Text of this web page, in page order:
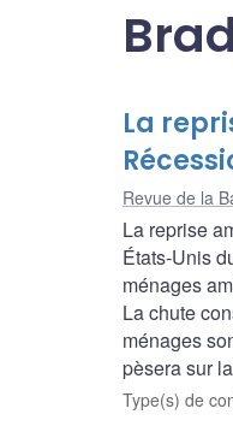
La
Revue de la
La reprise
États-Unis
ménages
La chute
ménages
pèsera sur
Type(s) de